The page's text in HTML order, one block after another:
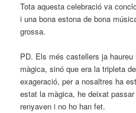
Tota aquesta celebració va
i una bona estona de bona
grossa.
PD. Els més castellers ja
màgica, sinó que era la tripleta
exageració, per a nosaltres ha
estat la màgica, he deixat
renyaven i no ho han fet.